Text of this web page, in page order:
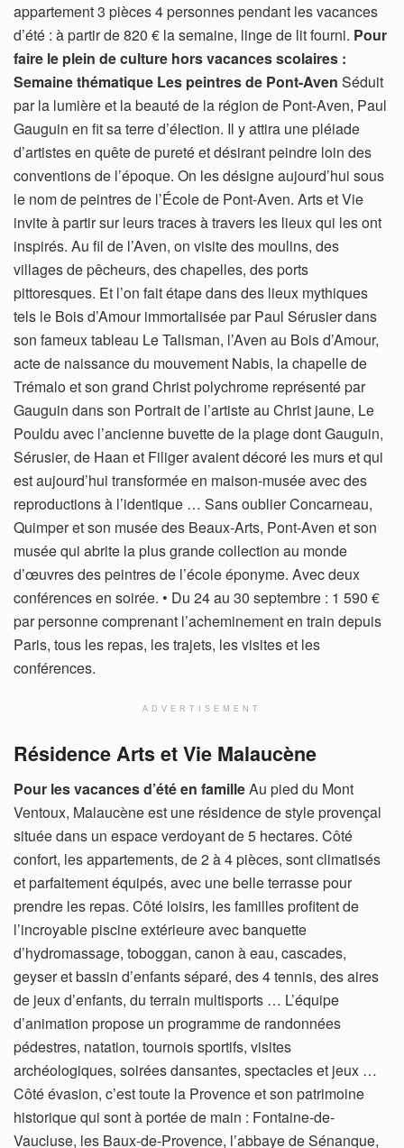
appartement 3 pièces 4 personnes pendant les vacances
d’été : à partir de 820 € la semaine, linge de lit fourni. Pour
faire le plein de culture hors vacances scolaires :
Semaine thématique Les peintres de Pont-Aven Séduit
par la lumière et la beauté de la région de Pont-Aven, Paul
Gauguin en fit sa terre d’élection. Il y attira une pléiade
d’artistes en quête de pureté et désirant peindre loin des
conventions de l’époque. On les désigne aujourd’hui sous
le nom de peintres de l’École de Pont-Aven. Arts et Vie
invite à partir sur leurs traces à travers les lieux qui les ont
inspirés. Au fil de l’Aven, on visite des moulins, des
villages de pêcheurs, des chapelles, des ports
pittoresques. Et l’on fait étape dans des lieux mythiques
tels le Bois d’Amour immortalisée par Paul Sérusier dans
son fameux tableau Le Talisman, l’Aven au Bois d’Amour,
acte de naissance du mouvement Nabis, la chapelle de
Trémalo et son grand Christ polychrome représenté par
Gauguin dans son Portrait de l’artiste au Christ jaune, Le
Pouldu avec l’ancienne buvette de la plage dont Gauguin,
Sérusier, de Haan et Filiger avaient décoré les murs et qui
est aujourd’hui transformée en maison-musée avec des
reproductions à l’identique … Sans oublier Concarneau,
Quimper et son musée des Beaux-Arts, Pont-Aven et son
musée qui abrite la plus grande collection au monde
d’œuvres des peintres de l’école éponyme. Avec deux
conférences en soirée. • Du 24 au 30 septembre : 1 590 €
par personne comprenant l’acheminement en train depuis
Paris, tous les repas, les trajets, les visites et les
conférences.
ADVERTISEMENT
Résidence Arts et Vie Malaucène
Pour les vacances d’été en familleAu pied du Mont
Ventoux, Malaucène est une résidence de style provençal
située dans un espace verdoyant de 5 hectares. Côté
confort, les appartements, de 2 à 4 pièces, sont climatisés
et parfaitement équipés, avec une belle terrasse pour
prendre les repas. Côté loisirs, les familles profitent de
l’incroyable piscine extérieure avec banquette
d’hydromassage, toboggan, canon à eau, cascades,
geyser et bassin d’enfants séparé, des 4 tennis, des aires
de jeux d’enfants, du terrain multisports … L’équipe
d’animation propose un programme de randonnées
pédestres, natation, tournois sportifs, visites
archéologiques, soirées dansantes, spectacles et jeux …
Côté évasion, c’est toute la Provence et son patrimoine
historique qui sont à portée de main : Fontaine-de-
Vaucluse, les Baux-de-Provence, l’abbaye de Sénanque,